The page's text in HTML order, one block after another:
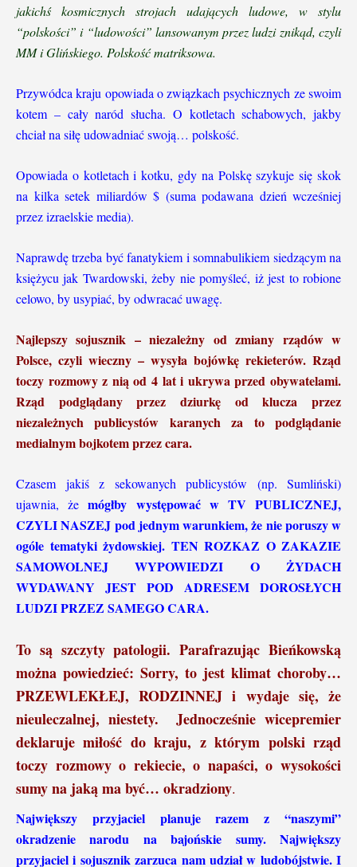
jakichś kosmicznych strojach udających ludowe, w stylu
“polskości” i “ludowości” lansowanym przez ludzi znikąd, czyli
MM i Glińskiego. Polskość matriksowa.
Przywódca kraju opowiada o związkach psychicznych ze swoim
kotem – cały naród słucha. O kotletach schabowych, jakby
chciał na siłę udowadniać swoją… polskość.
Opowiada o kotletach i kotku, gdy na Polskę szykuje się skok
na kilka setek miliardów $ (suma podawana dzień wcześniej
przez izraelskie media).
Naprawdę trzeba być fanatykiem i somnabulikiem siedzącym na
księżycu jak Twardowski, żeby nie pomyśleć, iż jest to robione
celowo, by usypiać, by odwracać uwagę.
Najlepszy sojusznik – niezależny od zmiany rządów w
Polsce, czyli wieczny – wysyła bojówkę rekieterów. Rząd
toczy rozmowy z nią od 4 lat i ukrywa przed obywatelami.
Rząd podglądany przez dziurkę od klucza przez
niezależnych publicystów karanych za to podglądanie
medialnym bojkotem przez cara.
Czasem jakiś z sekowanych publicystów (np. Sumliński)
ujawnia, żemógłby występować w TV PUBLICZNEJ,
CZYLI NASZEJ pod jednym warunkiem, że nie poruszy w
ogóle tematyki żydowskiej. TEN ROZKAZ O ZAKAZIE
SAMOWOLNEJ WYPOWIEDZI O ŻYDACH
WYDAWANY JEST POD ADRESEM DOROSŁYCH
LUDZI PRZEZ SAMEGO CARA.
To są szczyty patologii. Parafrazując Bieńkowską
można powiedzieć: Sorry, to jest klimat choroby…
PRZEWLEKŁEJ, RODZINNEJ i wydaje się, że
nieuleczalnej, niestety. Jednocześnie wicepremier
deklaruje miłość do kraju, z którym polski rząd
toczy rozmowy o rekiecie, o napaści, o wysokości
sumy na jaką ma być… okradziony.
Największy przyjaciel planuje razem z “naszymi”
okradzenie narodu na bajońskie sumy.
Największy
przyjaciel i sojusznik zarzuca nam udział w ludobójstwie. I